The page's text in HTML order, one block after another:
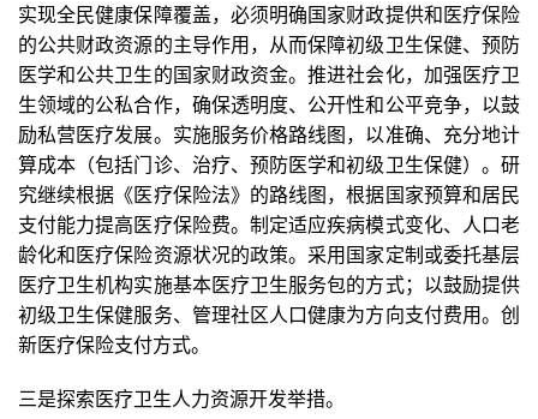
实现全民健康保障覆盖，必须明确国家财政提供和医疗保险
的公共财政资源的主导作用，从而保障初级卫生保健、预防
医学和公共卫生的国家财政资金。推进社会化，加强医疗卫
生领域的公私合作，确保透明度、公开性和公平竞争，以鼓
励私营医疗发展。实施服务价格路线图，以准确、充分地计
算成本（包括门诊、治疗、预防医学和初级卫生保健）。研
究继续根据《医疗保险法》的路线图，根据国家预算和居民
支付能力提高医疗保险费。制定适应疾病模式变化、人口老
龄化和医疗保险资源状况的政策。采用国家定制或委托基层
医疗卫生机构实施基本医疗卫生服务包的方式；以鼓励提供
初级卫生保健服务、管理社区人口健康为方向支付费用。创
新医疗保险支付方式。
三是探索医疗卫生人力资源开发举措。